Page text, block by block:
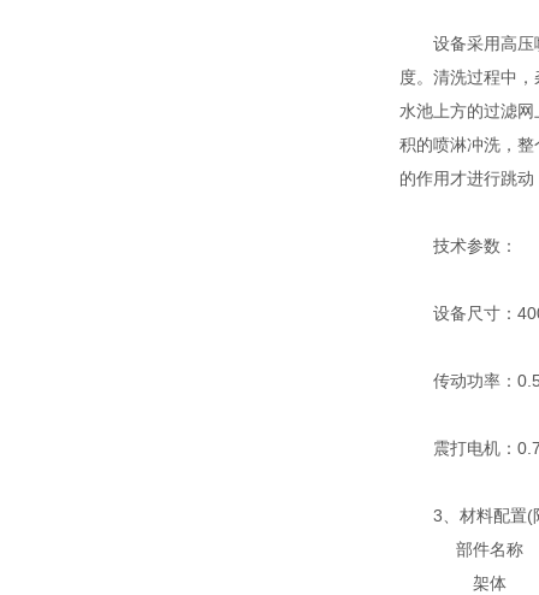
设备采用高压喷
度。清洗过程中
水池上方的过滤
积的喷淋冲洗，
的作用才进行跳
技术参数：
设备尺寸：
传动功率：
震打电机：
3、材料配置(
部件名称
架体